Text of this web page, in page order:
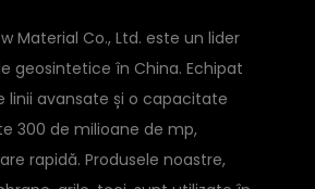
Material Co., Ltd. este un lider
geosintetice în China. Echipat
linii avansate și o capacitate
300 de milioane de mp,
rapidă. Produsele noastre,